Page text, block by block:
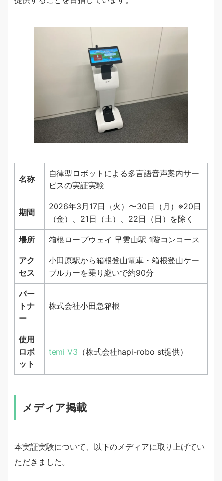
名称
自律型ロボットによる多言語音声案内サー
ビスの実証実験
期間
2026年3月17日（火）〜30日（月）※20日
（金）、21日（土）、22日（日）を除く
場所 箱根ロープウェイ 早雲山駅 1階コンコース
アク
セス
小田原駅から箱根登山電車・箱根登山ケー
ブルカーを乗り継いで約90分
パー
トナ
ー
株式会社小田急箱根
使用
ロボ
ット
temi V3 （株式会社hapi-robo st提供）
メディア掲載
本実証実験について、以下のメディアに取り上げてい
ただきました。